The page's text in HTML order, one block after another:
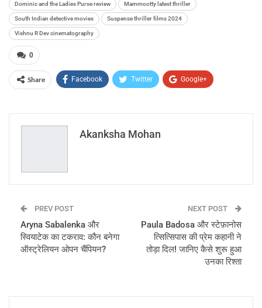
Dominic and the Ladies Purse review Mammootty latest thriller
South Indian detective movies Suspense thriller films 2024
Vishnu R Dev cinematography
0
Share Facebook Twitter Google+
Email
Akanksha Mohan
PREV POST
Aryna Sabalenka और
स्वियाटेक का टकराव: कौन बनेगा
ऑस्ट्रेलियन ओपन चैंपियन?
NEXT POST
Paula Badosa और स्टेफ़ानोस
त्सित्सिपास की प्रेम कहानी ने
तोड़ा दिल! जानिए कैसे शुरू हुआ
उनका रिश्ता